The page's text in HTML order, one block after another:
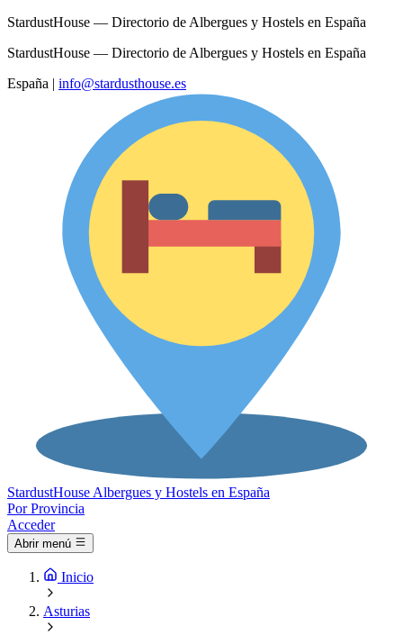
StardustHouse — Directorio de Albergues y Hostels en España
StardustHouse — Directorio de Albergues y Hostels en España
España | info@stardusthouse.es
StardustHouse Albergues y Hostels en España
Por Provincia
Acceder
Abrir menú
Inicio
Asturias